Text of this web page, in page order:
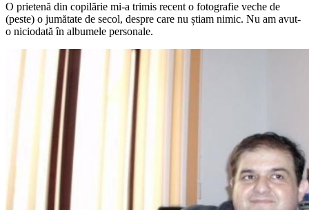
O prietenă din copilărie mi-a trimis recent o fotografie veche de
(peste) o jumătate de secol, despre care nu știam nimic. Nu am avut-
o niciodată în albumele personale.